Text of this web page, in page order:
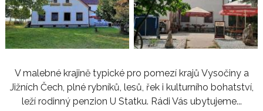
V malebné krajině typické pro pomezí krajů Vysočiny a
Jižních Čech, plné rybníků, lesů, řek i kulturního bohatství,
leží rodinný penzion U Statku. Rádi Vás ubytujeme...